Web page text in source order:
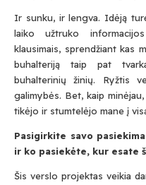
Ir sunku, ir lengva. Idėją
laiko užtruko
klausimais, sprendžiant kas
buhalteriją taip pat
buhalterinių žinių. Ryžtis
galimybės. Bet, kaip
tikėjo ir stumtelėjo mane į
Pasigirkite savo
ir ko pasiekėte, kur esate
Šis verslo projektas veikia